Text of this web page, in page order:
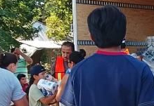
29 de octubre de 2025